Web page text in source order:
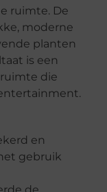
ruimte. De
moderne
planten
is een
die
en
gebruik